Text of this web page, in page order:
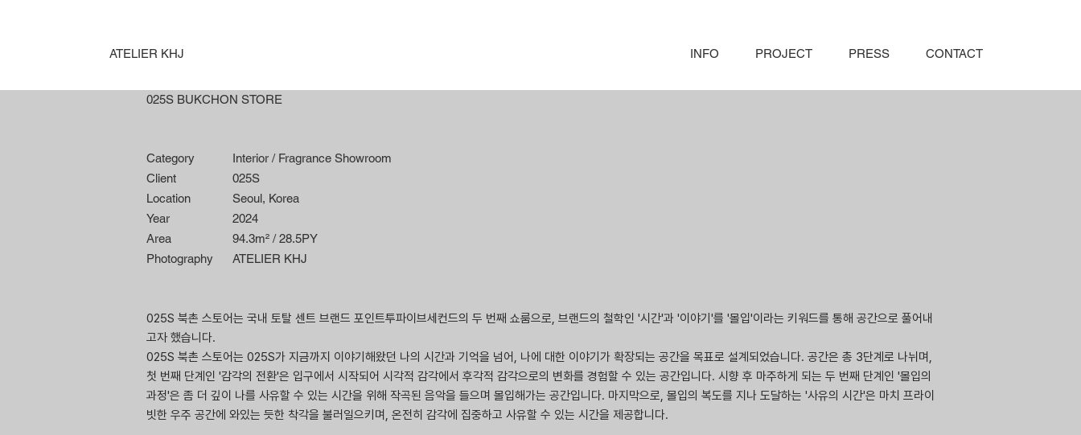
ATELIER KHJ INFO PROJECT PRESS CONTACT
025S BUKCHON STORE
Category
Client
Location
Year
Area
Photography
Interior / Fragrance Showroom
025S
Seoul, Korea
2024
94.3m² / 28.5PY
ATELIER KHJ
025S 북촌 스토어는 국내 토탈 센트 브랜드 포인트투파이브세컨드의 두 번째 쇼룸으로, 브랜드의 철학인 '시간'과 '이야기'를 '몰입'이라는 키워드를 통해 공간으로 풀어내
고자 했습니다.
025S 북촌 스토어는 025S가 지금까지 이야기해왔던 나의 시간과 기억을 넘어, 나에 대한 이야기가 확장되는 공간을 목표로 설계되었습니다. 공간은 총 3단계로 나뉘며,
첫 번째 단계인 '감각의 전환'은 입구에서 시작되어 시각적 감각에서 후각적 감각으로의 변화를 경험할 수 있는 공간입니다. 시향 후 마주하게 되는 두 번째 단계인 '몰입의
과정'은 좀 더 깊이 나를 사유할 수 있는 시간을 위해 작곡된 음악을 들으며 몰입해가는 공간입니다. 마지막으로, 몰입의 복도를 지나 도달하는 '사유의 시간'은 마치 프라이
빗한 우주 공간에 와있는 듯한 착각을 불러일으키며, 온전히 감각에 집중하고 사유할 수 있는 시간을 제공합니다.